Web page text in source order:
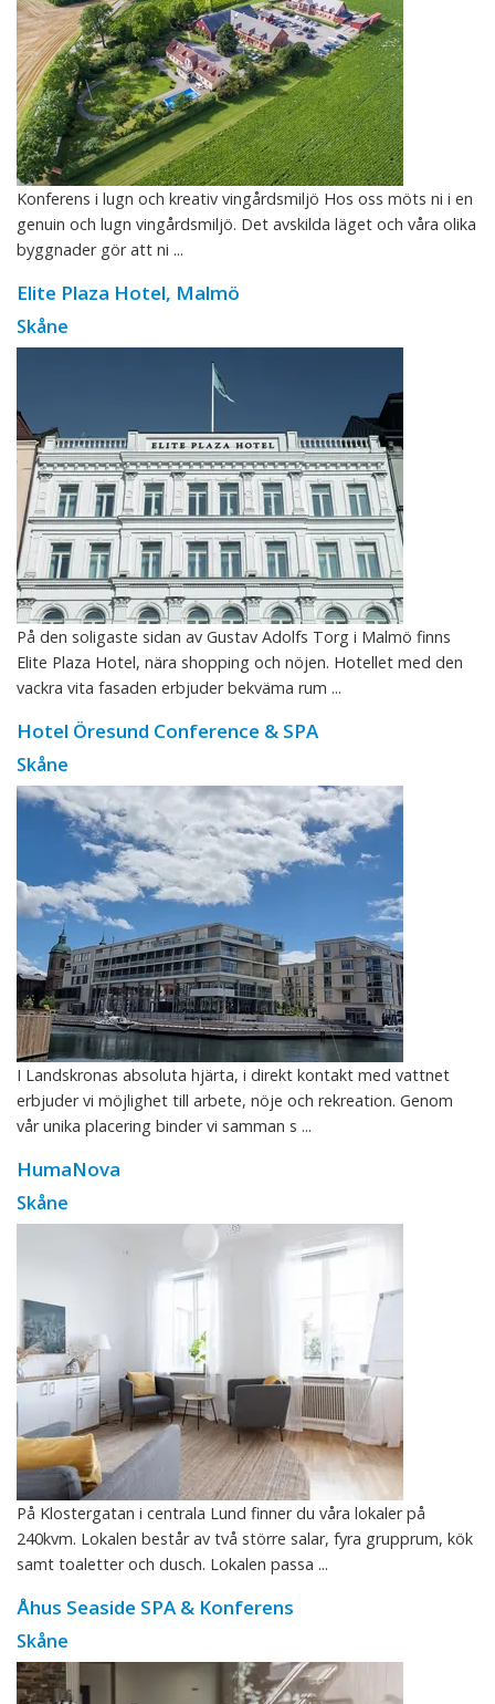
Konferens i lugn och kreativ vingårdsmiljö Hos oss möts ni i en
genuin och lugn vingårdsmiljö. Det avskilda läget och våra olika
byggnader gör att ni ...
Elite Plaza Hotel, Malmö
Skåne
På den soligaste sidan av Gustav Adolfs Torg i Malmö finns
Elite Plaza Hotel, nära shopping och nöjen. Hotellet med den
vackra vita fasaden erbjuder bekväma rum ...
Hotel Öresund Conference & SPA
Skåne
I Landskronas absoluta hjärta, i direkt kontakt med vattnet
erbjuder vi möjlighet till arbete, nöje och rekreation. Genom
vår unika placering binder vi samman s ...
HumaNova
Skåne
På Klostergatan i centrala Lund finner du våra lokaler på
240kvm. Lokalen består av två större salar, fyra grupprum, kök
samt toaletter och dusch. Lokalen passa ...
Åhus Seaside SPA & Konferens
Skåne